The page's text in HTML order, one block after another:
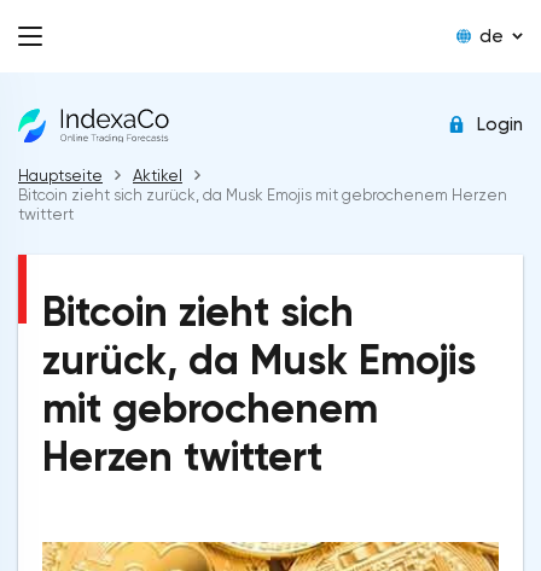
de
Login
Hauptseite
Aktikel
Bitcoin zieht sich zurück, da Musk Emojis mit gebrochenem Herzen
twittert
Bitcoin zieht sich
zurück, da Musk Emojis
mit gebrochenem
Herzen twittert